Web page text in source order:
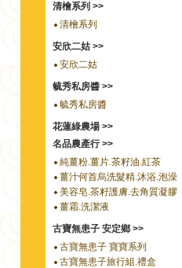
清檜系列 >>
清檜系列
安欣二姑 >>
安欣二姑
毓秀私房醬 >>
毓秀私房醬
花蓮綠農場 >>
名品農產行 >>
純薑粉.薑片.茶籽油.紅茶
薑汁何首烏洗髮精.沐浴.泡澡
美容皂.茶籽護膚.去角質凝膠
薑霜.洗潔液
古寶無患子 安定鄉 >>
古寶無患子 寶寶系列
古寶無患子旅行組.禮盒